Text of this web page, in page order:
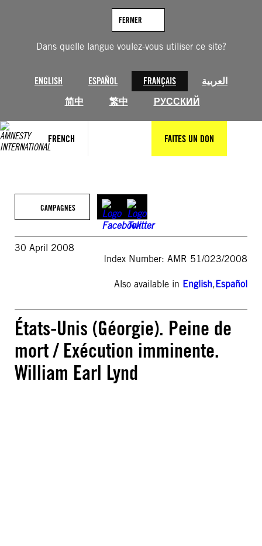
Dans quelle langue voulez-vous utiliser ce site?
ENGLISH ESPAÑOL FRANÇAIS
العربية
简中
繁中 РУССКИЙ
FERMER
FRENCH FAITES UN DON
CAMPAGNES
30 April 2008
Index Number: AMR 51/023/2008
Also available in English,Español
États-Unis (Géorgie). Peine de
mort / Exécution imminente.
William Earl Lynd